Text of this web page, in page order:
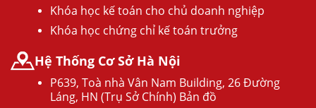
Khóa học kế toán cho chủ doanh nghiệp
Khóa học chứng chỉ kế toán trưởng
Hệ Thống Cơ Sở Hà Nội
P639, Toà nhà Vân Nam Building, 26 Đường
Láng, HN (Trụ Sở Chính) Bản đồ